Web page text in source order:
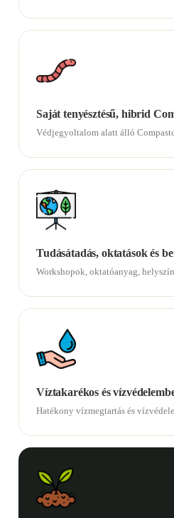
Saját tenyésztésű, hibrid
Védjegyoltalom alatt álló
Tudásátadás, oktatások és
Workshopok, oktatóanyag,
Víztakarékos és
Hatékony vízmegtartás és